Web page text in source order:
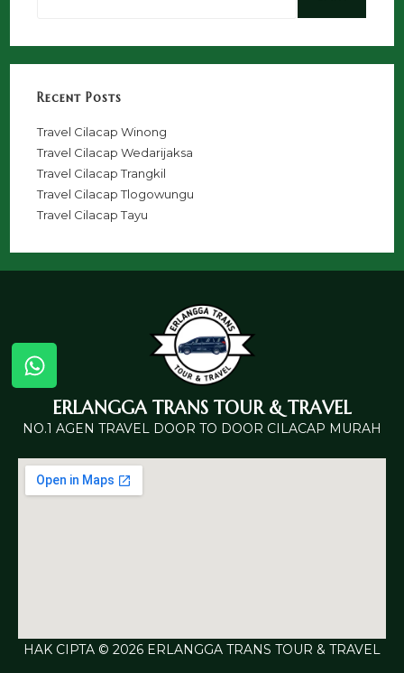
Recent Posts
Travel Cilacap Winong
Travel Cilacap Wedarijaksa
Travel Cilacap Trangkil
Travel Cilacap Tlogowungu
Travel Cilacap Tayu
ERLANGGA TRANS TOUR & TRAVEL
NO.1 AGEN TRAVEL DOOR TO DOOR CILACAP MURAH
HAK CIPTA © 2026 ERLANGGA TRANS TOUR & TRAVEL